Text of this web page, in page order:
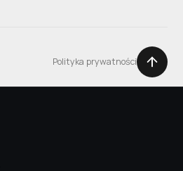
Polityka prywatności